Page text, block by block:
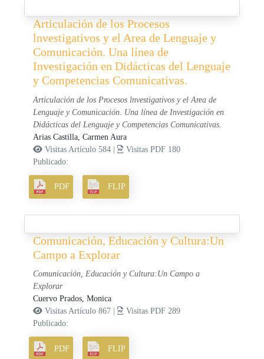
Articulación de los Procesos
lnvestigativos y el Area de Lenguaje y
Comunicación. Una línea de
Investigación en Didácticas del Lenguaje
y Competencias Comunicativas.
Articulación de los Procesos lnvestigativos y el Area de
Lenguaje y Comunicación. Una línea de Investigación en
Didácticas del Lenguaje y Competencias Comunicativas.
Arias Castilla, Carmen Aura
Visitas Artículo 584 |
Visitas PDF 180
Publicado:
PDF FLIP
Comunicación, Educación y Cultura:Un
Campo a Explorar
Comunicación, Educación y Cultura:Un Campo a
Explorar
Cuervo Prados, Monica
Visitas Artículo 867 |
Visitas PDF 289
Publicado:
PDF FLIP